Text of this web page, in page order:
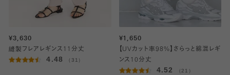
¥3,630
縫製フレアレギンス11分丈
4.48 （31）
¥1,650
【UVカット率98%】さらっと綿混レギ
ンス10分丈
4.52 （21）